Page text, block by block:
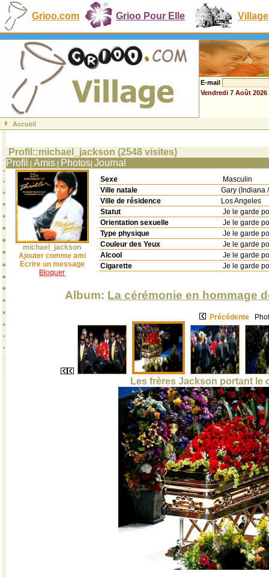
Grioo.com Grioo Pour Elle Village
E-mail
Vendredi 7 Août 2026
Accueil
Profil::michael_jackson (2548 visites)
Profil
Amis Photos Journal
michael_jackson
Ajouter comme ami
Ecrire un message
Bloquer
Sexe
Masculin
Ville natale
Gary (Indiana
Ville de résidence
Los Angeles
Statut
Je le garde
Orientation sexuelle
Je le garde
Type physique
Je le garde
Couleur des Yeux
Je le garde
Alcool
Je le garde
Cigarette
Je le garde
Album: La cérémonie en hommage
Précédente
Les frères Jackson portant le